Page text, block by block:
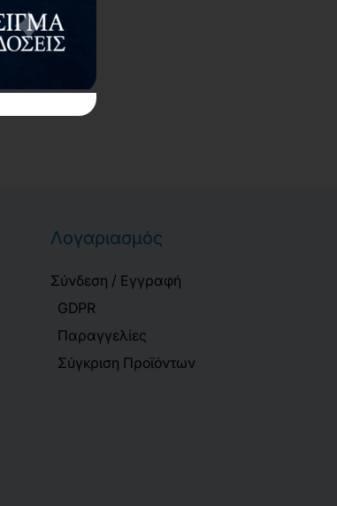
Λογαριασμός
Σύνδεση / Εγγραφή
GDPR
Παραγγελίες
Σύγκριση Προϊόντων